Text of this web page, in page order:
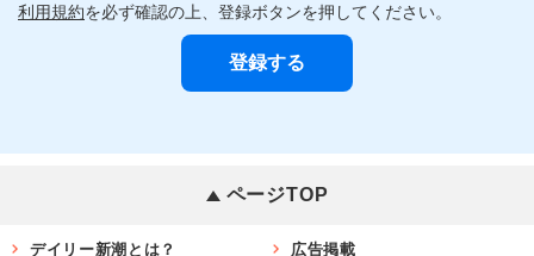
利用規約を必ず確認の上、登録ボタンを押してください。
ページTOP
デイリー新潮とは？ 広告掲載